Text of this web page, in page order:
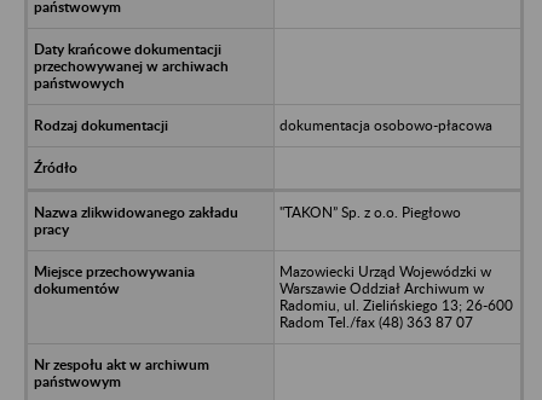
dokumentacja osobowo-płacowa
"TAKON” Sp. z o.o. Piegłowo
Mazowiecki Urząd Wojewódzki w
Warszawie Oddział Archiwum w
Radomiu, ul. Zielińskiego 13; 26-600
Radom Tel./fax (48) 363 87 07